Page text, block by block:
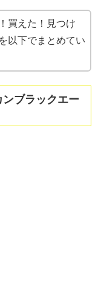
買えた！見つけ
以下でまとめてい
ンブラックエー